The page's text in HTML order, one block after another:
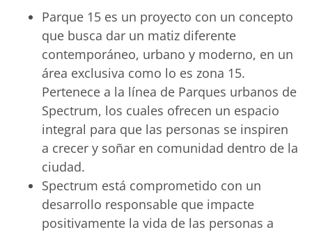
Parque 15 es un proyecto con un concepto
que busca dar un matiz diferente
contemporáneo, urbano y moderno, en un
área exclusiva como lo es zona 15.
Pertenece a la línea de Parques urbanos de
Spectrum, los cuales ofrecen un espacio
integral para que las personas se inspiren
a crecer y soñar en comunidad dentro de la
ciudad.
Spectrum está comprometido con un
desarrollo responsable que impacte
positivamente la vida de las personas a